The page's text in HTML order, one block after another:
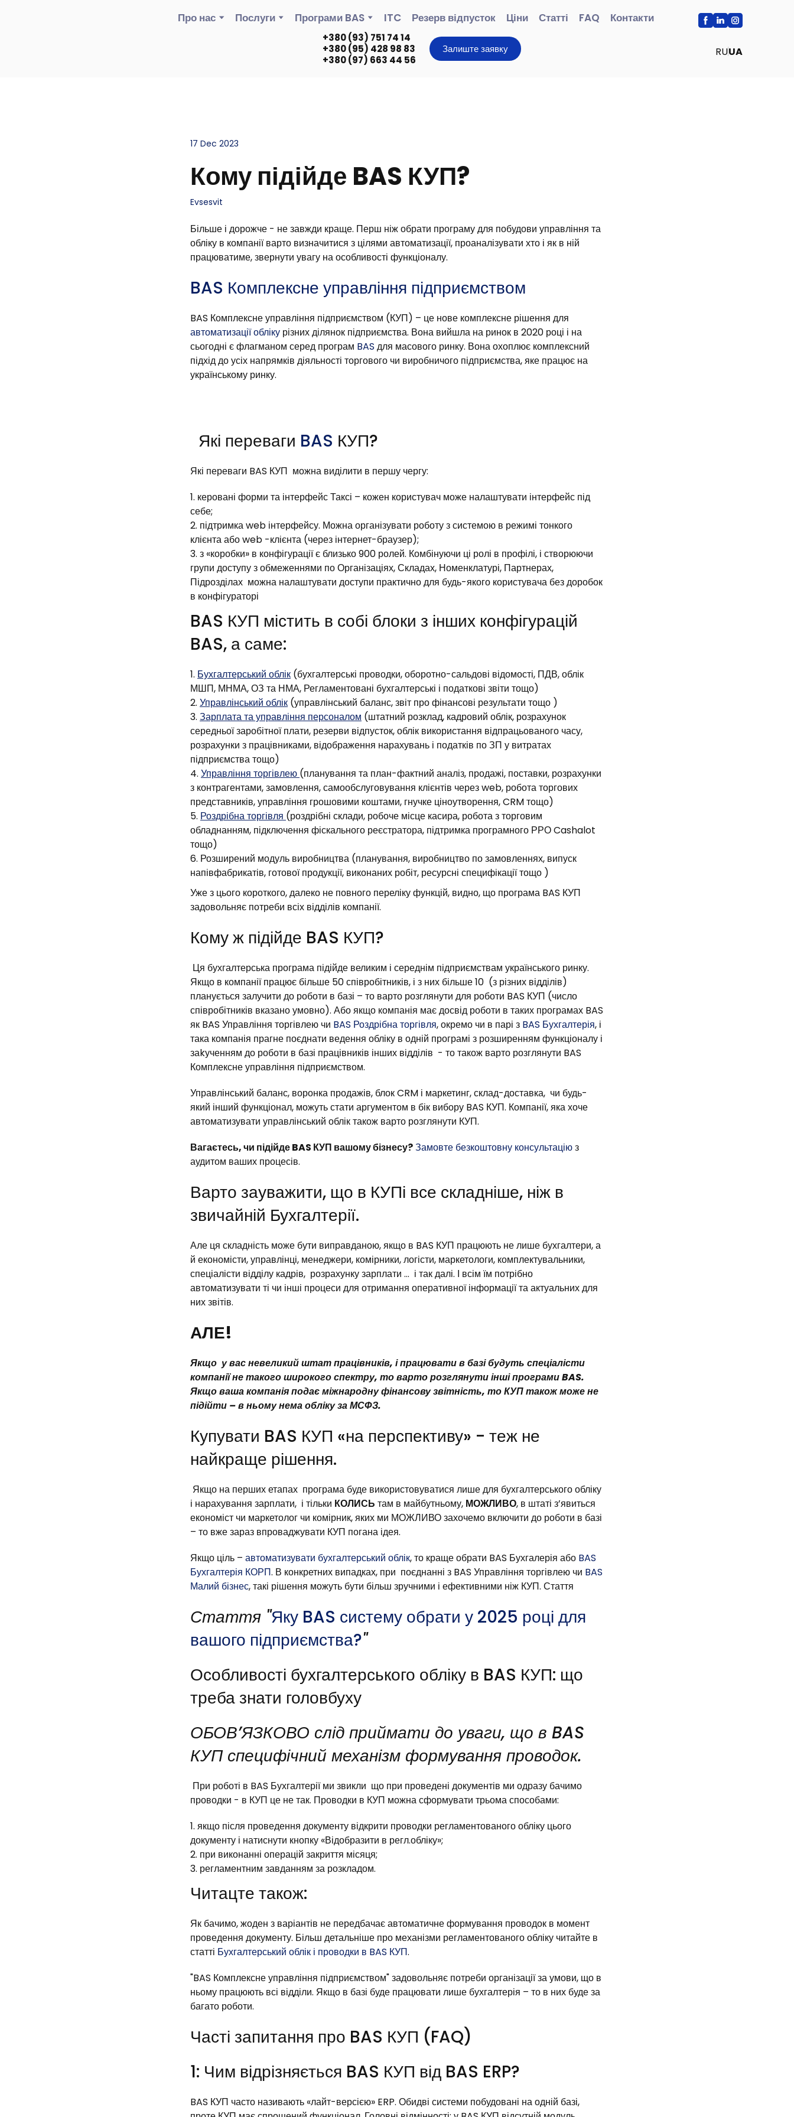
Про нас Послуги Програми BAS ITC Резерв відпусток Ціни Статті FAQ Контакти
+380 (93) 751 74 14
+380 (95) 428 98 83
+380 (97) 663 44 56
Залиште заявку RUUA
17 Dec 2023
Кому підійде BAS КУП?
Evsesvit
Більше і дорожче - не завжди краще. Перш ніж обрати програму для побудови управління та
обліку в компанії варто визначитися з цілями автоматизації, проаналізувати хто і як в ній
працюватиме, звернути увагу на особливості функціоналу.
BAS Комплексне управління підприємством
BAS Комплексне управління підприємством (КУП) – це нове комплексне рішення для
автоматизації обліку різних ділянок підприємства. Вона вийшла на ринок в 2020 році і на
сьогодні є флагманом серед програм BAS для масового ринку. Вона охоплює комплексний
підхід до усіх напрямків діяльності торгового чи виробничого підприємства, яке працює на
українському ринку.
Які переваги BAS КУП?
Які переваги BAS КУП можна виділити в першу чергу:
керовані форми та інтерфейс Таксі – кожен користувач може налаштувати інтерфейс під
себе;
підтримка web інтерфейсу. Можна організувати роботу з системою в режимі тонкого
клієнта або web -клієнта (через інтернет-браузер);
з «коробки» в конфігурації є близько 900 ролей. Комбінуючи ці ролі в профілі, і створюючи
групи доступу з обмеженнями по Організаціях, Складах, Номенклатурі, Партнерах,
Підрозділах можна налаштувати доступи практично для будь-якого користувача без доробок
в конфігураторі
BAS КУП містить в собі блоки з інших конфігурацій
BAS, а саме:
Бухгалтерський облік (бухгалтерські проводки, оборотно-сальдові відомості, ПДВ, облік
МШП, МНМА, ОЗ та НМА, Регламентовані бухгалтерські і податкові звіти тощо)
Управлінський облік (управлінський баланс, звіт про фінансові результати тощо )
Зарплата та управління персоналом (штатний розклад, кадровий облік, розрахунок
середньої заробітної плати, резерви відпусток, облік використання відпрацьованого часу,
розрахунки з працівниками, відображення нарахувань і податків по ЗП у витратах
підприємства тощо)
Управління торгівлею (планування та план-фактний аналіз, продажі, поставки, розрахунки
з контрагентами, замовлення, самообслуговування клієнтів через web, робота торгових
представників, управління грошовими коштами, гнучке ціноутворення, CRM тощо)
Роздрібна торгівля (роздрібні склади, робоче місце касира, робота з торговим
обладнанням, підключення фіскального реєстратора, підтримка програмного РРО Cashalot
тощо)
Розширений модуль виробництва (планування, виробництво по замовленнях, випуск
напівфабрикатів, готової продукції, виконаних робіт, ресурсні специфікації тощо )
Уже з цього короткого, далеко не повного переліку функцій, видно, що програма BAS КУП
задовольняє потреби всіх відділів компанії.
Кому ж підійде BAS КУП?
Ця бухгалтерська програма підійде великим і середнім підприємствам українського ринку.
Якщо в компанії працює більше 50 співробітників, і з них більше 10 (з різних відділів)
планується залучити до роботи в базі – то варто розглянути для роботи BAS КУП (число
співробітників вказано умовно). Або якщо компанія має досвід роботи в таких програмах BAS
як BAS Управління торгівлею чи BAS Роздрібна торгівля, окремо чи в парі з BAS Бухгалтерія, і
така компанія прагне поєднати ведення обліку в одній програмі з розширенням функціоналу і
заkученням до роботи в базі працівників інших відділів - то також варто розглянути BAS
Комплексне управління підприємством.
Управлінський баланс, воронка продажів, блок CRM і маркетинг, склад-доставка, чи будь-
який інший функціонал, можуть стати аргументом в бік вибору BAS КУП. Компанії, яка хоче
автоматизувати управлінський облік також варто розглянути КУП.
Вагаєтесь, чи підійде BAS КУП вашому бізнесу?Замовте безкоштовну консультаціюз
аудитом ваших процесів.
Варто зауважити, що в КУПі все складніше, ніж в
звичайній Бухгалтерії.
Але ця складність може бути виправданою, якщо в BAS КУП працюють не лише бухгалтери, а
й економісти, управлінці, менеджери, комірники, логісти, маркетологи, комплектувальники,
спеціалісти відділу кадрів, розрахунку зарплати … і так далі. І всім їм потрібно
автоматизувати ті чи інші процеси для отримання оперативної інформації та актуальних для
них звітів.
АЛЕ!
Якщо у вас невеликий штат працівників, і працювати в базі будуть спеціалісти
компанії не такого широкого спектру, то варто розглянути інші програми BAS.
Якщо ваша компанія подає міжнародну фінансову звітність, то КУП також може не
підійти – в ньому нема обліку за МСФЗ.
Купувати BAS КУП «на перспективу» - теж не
найкраще рішення.
Якщо на перших етапах програма буде використовуватися лише для бухгалтерського обліку
і нарахування зарплати, і тільки КОЛИСЬ там в майбутньому, МОЖЛИВО, в штаті з’явиться
економіст чи маркетолог чи комірник, яких ми МОЖЛИВО захочемо включити до роботи в базі
– то вже зараз впроваджувати КУП погана ідея.
Якщо ціль – автоматизувати бухгалтерський облік, то краще обрати BAS Бухгалерія або BAS
Бухгалтерія КОРП. В конкретних випадках, при поєднанні з BAS Управління торгівлею чи BAS
Малий бізнес, такі рішення можуть бути більш зручними і ефективними ніж КУП. Стаття
Стаття "Яку BAS систему обрати у 2025 році для
вашого підприємства?"
Особливості бухгалтерського обліку в BAS КУП: що
треба знати головбуху
ОБОВ’ЯЗКОВО слід приймати до уваги, що в BAS
КУП специфічний механізм формування проводок.
При роботі в BAS Бухгалтерії ми звикли що при проведені документів ми одразу бачимо
проводки - в КУП це не так. Проводки в КУП можна сформувати трьома способами:
якщо після проведення документу відкрити проводки регламентованого обліку цього
документу і натиснути кнопку «Відобразити в регл.обліку»;
при виконанні операцій закриття місяця;
регламентним завданням за розкладом.
Читацте також:
Як бачимо, жоден з варіантів не передбачає автоматичне формування проводок в момент
проведення документу. Більш детальніше про механізми регламентованого обліку читайте в
статті Бухгалтерський облік і проводки в BAS КУП.
"BAS Комплексне управління підприємством" задовольняє потреби організації за умови, що в
ньому працюють всі відділи. Якщо в базі буде працювати лише бухгалтерія – то в них буде за
багато роботи.
Часті запитання про BAS КУП (FAQ)
1: Чим відрізняється BAS КУП від BAS ERP?
BAS КУП часто називають «лайт-версією» ERP. Обидві системи побудовані на одній базі,